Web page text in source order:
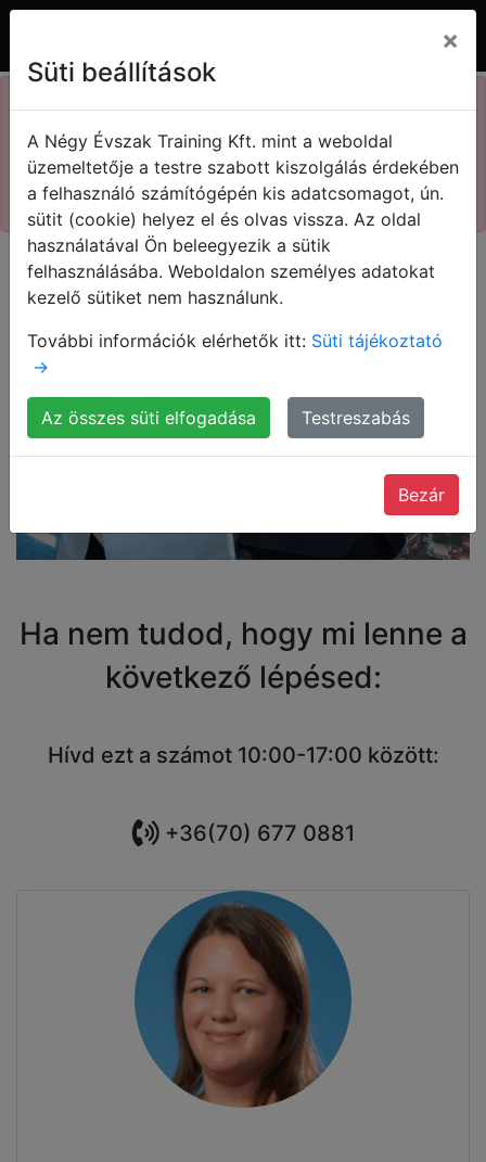
Süti beállítások
×
A Négy Évszak Training Kft. mint a weboldal
üzemeltetője a testre szabott kiszolgálás érdekében
a felhasználó számítógépén kis adatcsomagot, ún.
sütit (cookie) helyez el és olvas vissza. Az oldal
használatával Ön beleegyezik a sütik
felhasználásába. Weboldalon személyes adatokat
kezelő sütiket nem használunk.
További információk elérhetők itt: Süti tájékoztató
→
Az összes süti elfogadása Testreszabás
Bezár
73. Kasza nap
Kedvezményes jegyek!
Megnézem!
Ha nem tudod, hogy mi lenne a
következő lépésed:
Hívd ezt a számot 10:00-17:00 között:
+36(70) 677 0881